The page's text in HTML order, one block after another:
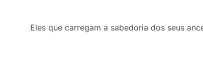
Eles que carregam a sabedoria dos seus